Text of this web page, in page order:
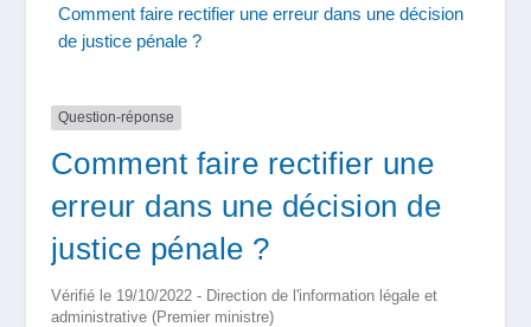
Comment faire rectifier une erreur dans une décision
de justice pénale ?
Question-réponse
Comment faire rectifier une
erreur dans une décision de
justice pénale ?
Vérifié le 19/10/2022 - Direction de l'information légale et
administrative (Premier ministre)